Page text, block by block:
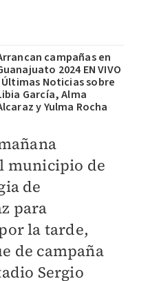
campañas en
2024 EN VIVO
Últimas Noticias sobre
García, Alma
y Yulma Rocha
municipio de
de
para
la tarde,
de campaña
Sergio